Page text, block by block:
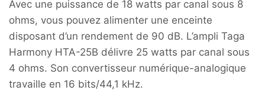
Avec une puissance de 18 watts par canal sous 8
ohms, vous pouvez alimenter une enceinte
disposant d’un rendement de 90 dB. L’ampli Taga
Harmony HTA-25B délivre 25 watts par canal sous
4 ohms. Son convertisseur numérique-analogique
travaille en 16 bits/44,1 kHz.